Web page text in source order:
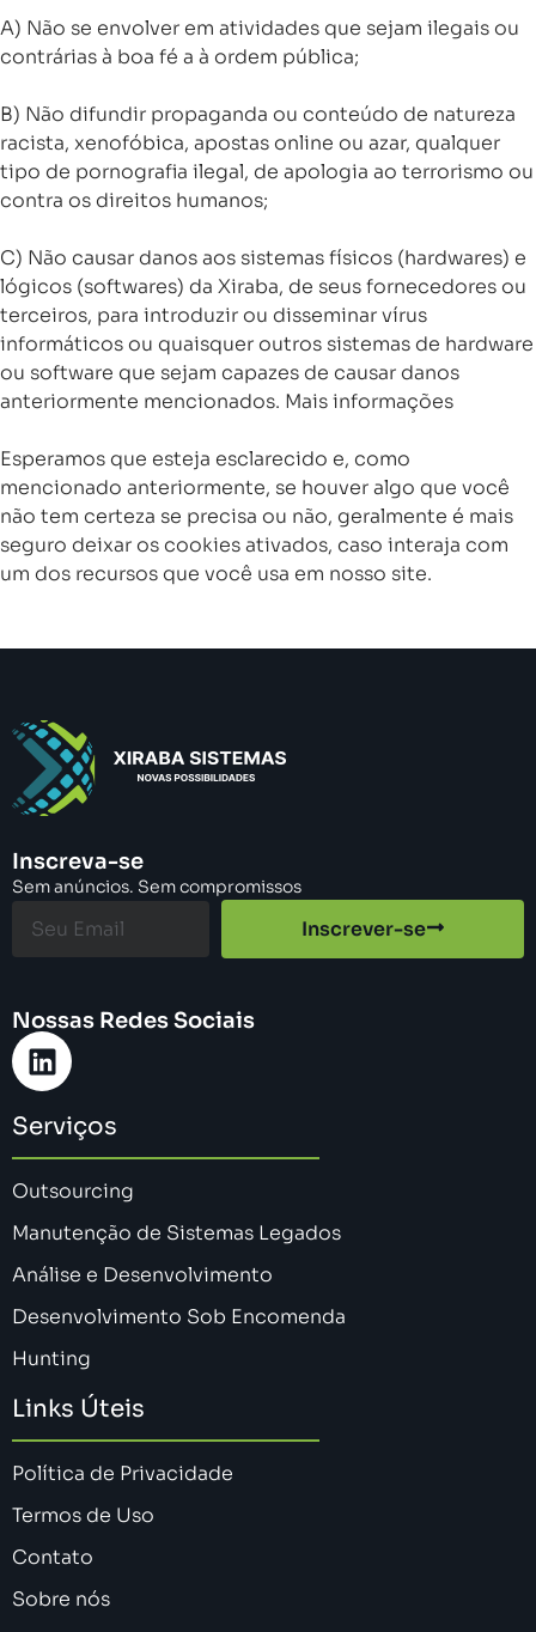
A) Não se envolver em atividades que sejam ilegais ou
contrárias à boa fé a à ordem pública;
B) Não difundir propaganda ou conteúdo de natureza
racista, xenofóbica, apostas online ou azar, qualquer
tipo de pornografia ilegal, de apologia ao terrorismo ou
contra os direitos humanos;
C) Não causar danos aos sistemas físicos (hardwares) e
lógicos (softwares) da Xiraba, de seus fornecedores ou
terceiros, para introduzir ou disseminar vírus
informáticos ou quaisquer outros sistemas de hardware
ou software que sejam capazes de causar danos
anteriormente mencionados. Mais informações
Esperamos que esteja esclarecido e, como
mencionado anteriormente, se houver algo que você
não tem certeza se precisa ou não, geralmente é mais
seguro deixar os cookies ativados, caso interaja com
um dos recursos que você usa em nosso site.
Inscreva-se
Sem anúncios. Sem compromissos
Inscrever-se
Nossas Redes Sociais
Serviços
Outsourcing
Manutenção de Sistemas Legados
Análise e Desenvolvimento
Desenvolvimento Sob Encomenda
Hunting
Links Úteis
Política de Privacidade
Termos de Uso
Contato
Sobre nós